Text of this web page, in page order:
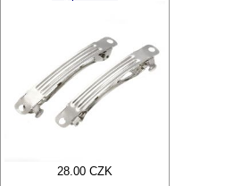
28.00 CZK